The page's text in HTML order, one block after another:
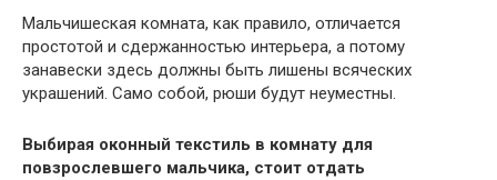
Мальчишеская комната, как правило, отличается
простотой и сдержанностью интерьера, а потому
занавески здесь должны быть лишены всяческих
украшений. Само собой, рюши будут неуместны.
Выбирая оконный текстиль в комнату для
повзрослевшего мальчика, стоит отдать